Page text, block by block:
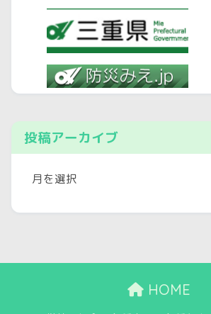
投稿アーカイブ
ア
カ
HOME